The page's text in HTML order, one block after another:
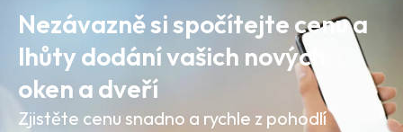
Nezávazně si spočítejte cenu a
lhůty dodání vašich nových
oken a dveří
Zjistěte cenu snadno a rychle z pohodlí